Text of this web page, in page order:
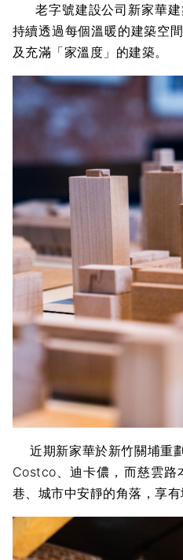
老字號建設公司新家華建
持續透過每個溫暖的建築空
及充滿「家溫度」的建築。
近期新家華於新竹關埔重
Costco、迪卡儂，而慈雲路
巷、城市中安靜的角落，享